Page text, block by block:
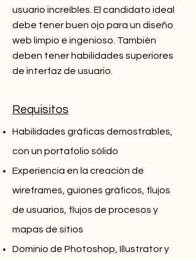
usuario increíbles. El candidato ideal
debe tener buen ojo para un diseño
web limpio e ingenioso. También
deben tener habilidades superiores
de interfaz de usuario.
Requisitos
Habilidades gráficas demostrables,
con un portafolio sólido
Experiencia en la creación de
wireframes, guiones gráficos, flujos
de usuarios, flujos de procesos y
mapas de sitios
Dominio de Photoshop, Illustrator y